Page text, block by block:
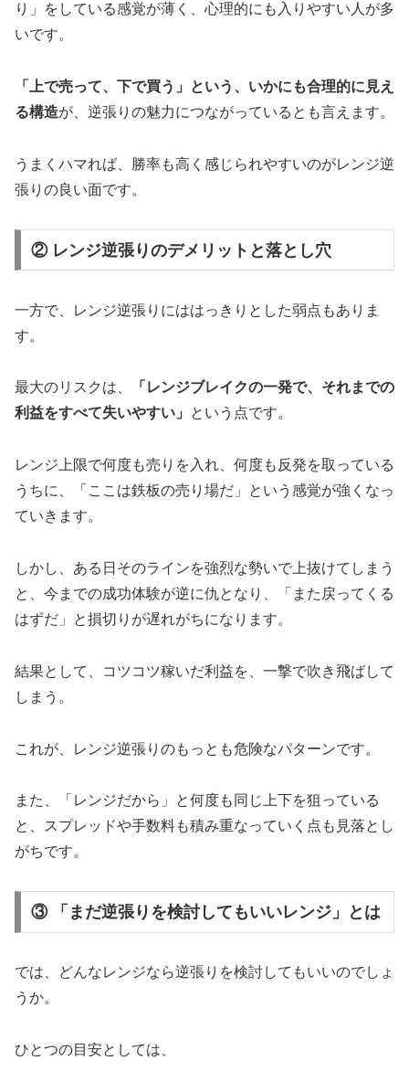
り」をしている感覚が薄く、心理的にも入りやすい人が多
いです。
「上で売って、下で買う」という、いかにも合理的に見え
る構造が、逆張りの魅力につながっているとも言えます。
うまくハマれば、勝率も高く感じられやすいのがレンジ逆
張りの良い面です。
② レンジ逆張りのデメリットと落とし穴
一方で、レンジ逆張りにははっきりとした弱点もありま
す。
最大のリスクは、
「レンジブレイクの一発で、それまでの
利益をすべて失いやすい」
という点です。
レンジ上限で何度も売りを入れ、何度も反発を取っている
うちに、「ここは鉄板の売り場だ」という感覚が強くなっ
ていきます。
しかし、ある日そのラインを強烈な勢いで上抜けてしまう
と、今までの成功体験が逆に仇となり、「また戻ってくる
はずだ」と損切りが遅れがちになります。
結果として、コツコツ稼いだ利益を、一撃で吹き飛ばして
しまう。
これが、レンジ逆張りのもっとも危険なパターンです。
また、「レンジだから」と何度も同じ上下を狙っている
と、スプレッドや手数料も積み重なっていく点も見落とし
がちです。
③ 「まだ逆張りを検討してもいいレンジ」とは
では、どんなレンジなら逆張りを検討してもいいのでしょ
うか。
ひとつの目安としては、